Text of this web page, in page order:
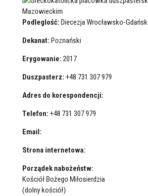
Podleglość: Diecezja Wrocławsko-
Dekanat: Poznański
Erygowanie: 2017
Duszpasterz: +48 731 307 979
Adres do korespondencji:
Telefon: +48 731 307 979
Email:
Strona internetowa:
Porządek nabożeństw:
Kościół Bożego Miłosierdzia
(dolny kościół)